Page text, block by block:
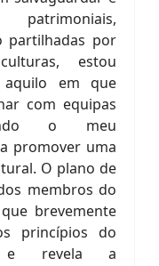
partilhadas por
estou
aquilo em que
com equipas
o meu
promover uma
O plano de
membros do
brevemente
princípios do
e revela a